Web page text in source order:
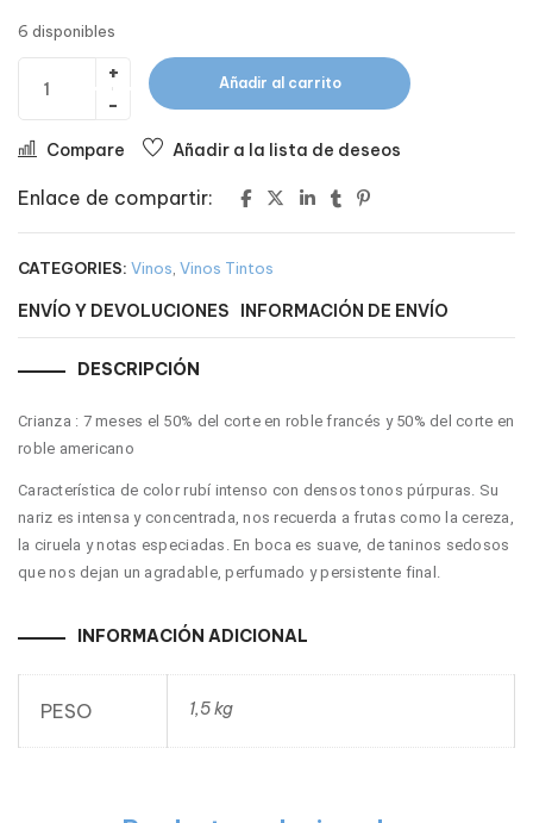
6 disponibles
Añadir al carrito
Compare Añadir a la lista de deseos
Enlace de compartir:
CATEGORIES: Vinos, Vinos Tintos
ENVÍO Y DEVOLUCIONES INFORMACIÓN DE ENVÍO
DESCRIPCIÓN
Crianza : 7 meses el 50% del corte en roble francés y 50% del corte en
roble americano
Característica de color rubí intenso con densos tonos púrpuras. Su
nariz es intensa y concentrada, nos recuerda a frutas como la cereza,
la ciruela y notas especiadas. En boca es suave, de taninos sedosos
que nos dejan un agradable, perfumado y persistente final.
INFORMACIÓN ADICIONAL
PESO 1,5 kg